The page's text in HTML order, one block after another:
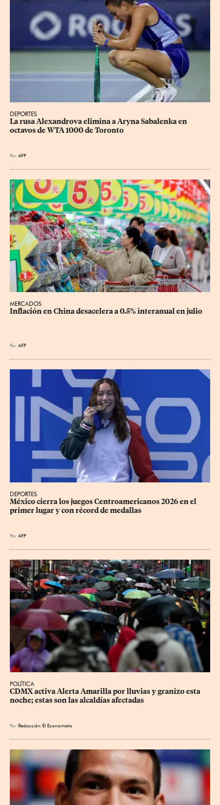
DEPORTES
La rusa Alexandrova elimina a Aryna Sabalenka en
octavos de WTA 1000 de Toronto
Por AFP
MERCADOS
Inflación en China desacelera a 0.5% interanual en julio
Por AFP
DEPORTES
México cierra los juegos Centroamericanos 2026 en el
primer lugar y con récord de medallas
Por AFP
POLÍTICA
CDMX activa Alerta Amarilla por lluvias y granizo esta
noche; estas son las alcaldías afectadas
Por Redacción El Economista